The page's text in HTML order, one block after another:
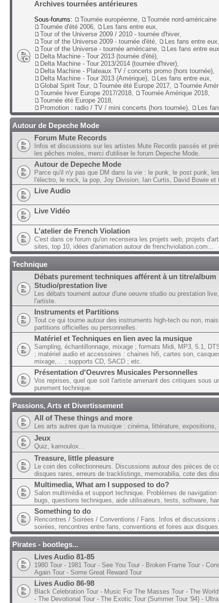
Archives tournées antérieures
Sous-forums: Tournée européenne
Tournée nord-américaine
Tournée d'été 2006
Les fans entre eux
Tour of the Universe 2009 / 2010 - tournée d'hiver
Tour of the Universe 2009 - tournée d'été
Les fans entre eux
Tour of the Universe - tournée américaine
Les fans entre eux
Delta Machine - Tour 2013 (tournée d'été)
Delta Machine - Tour 2013/2014 (tournée d'hiver)
Delta Machine - Plateaux TV / concerts promo (hors tournée)
Delta Machine - Tour 2013 (Amérique)
Les fans entre eux
Global Spirit Tour
Tournée été Europe 2017
Tournée
Tournée hiver Europe 2017/2018
Tournée Amérique 2018
Tournée été Europe 2018
Promotion : radio / TV / mini concerts (hors tournée)
Les
Autour de Depeche Mode
Forum Mute Records
Infos et discussions sur les artistes Mute Records passés et
les pêches moles, merci d'utiliser le forum Depeche Mode.
Autour de Depeche Mode
Parce qu'il n'y pas que DM dans la vie : le punk, le post punk,
l'électro, le rock, la pop, Joy Division, Ian Curtis, David Bowie et
Live Audio
Live Vidéo
L'atelier de French Violation
C'est dans ce forum qu'on recensera les projets web, projets
sites, top 10, idées d'animation autour de frenchviolation.com...
Technique
Débats purement techniques afférent à un titre/album
Studio/prestation live
Les débats tournent autour d'une oeuvre studio ou prestation
l'artiste.
Instruments et Partitions
Tout ce qui tourne autour des instruments high-tech ou non,
partitions officielles ou personnelles.
Matériel et Techniques en lien avec la musique
Sampling, échantillonnage, mixage ; formats Midi, MP3, 5.1,
; matériel audio et accessoires : chaines hifi, cartes son,
mixage,... ; supports CD, SACD ; etc.
Présentation d'Oeuvres Musicales Personnelles
Vos reprises, quel que soit l'artiste amenant des critiques sous
purement technique.
Passions, Arts et Divertissement
All of These things and more
Les arts autres que la musique : cinéma, littérature, expositions,
Jeux
Quiz, kamoulox...
Treasure, little pleasure
Le coin des collectionneurs. Discussions autour des pièces de
disques rares, erreurs de tracklistings, memorabilia, cote des
Multimedia, What am I supposed to do?
Salon multimédia et support technique. Problèmes de navigation
bugs, questions techniques, aide utilisateurs, tests, software,
Something to do
Rencontres / Soirées / Conventions / Fans. Infos et discussions
soirées, rencontres entre fans, conventions et foires aux
Pirates - bootlegs...
Lives Audio 81-85
1980 Tour - 1981 Tour - See You Tour - Broken Frame Tour -
Again Tour - Some Great Reward Tour
Lives Audio 86-98
Black Celebration Tour - Music For The Masses Tour - The
- The Devotional Tour - The Exotic Tour (Summer Tour '94) -